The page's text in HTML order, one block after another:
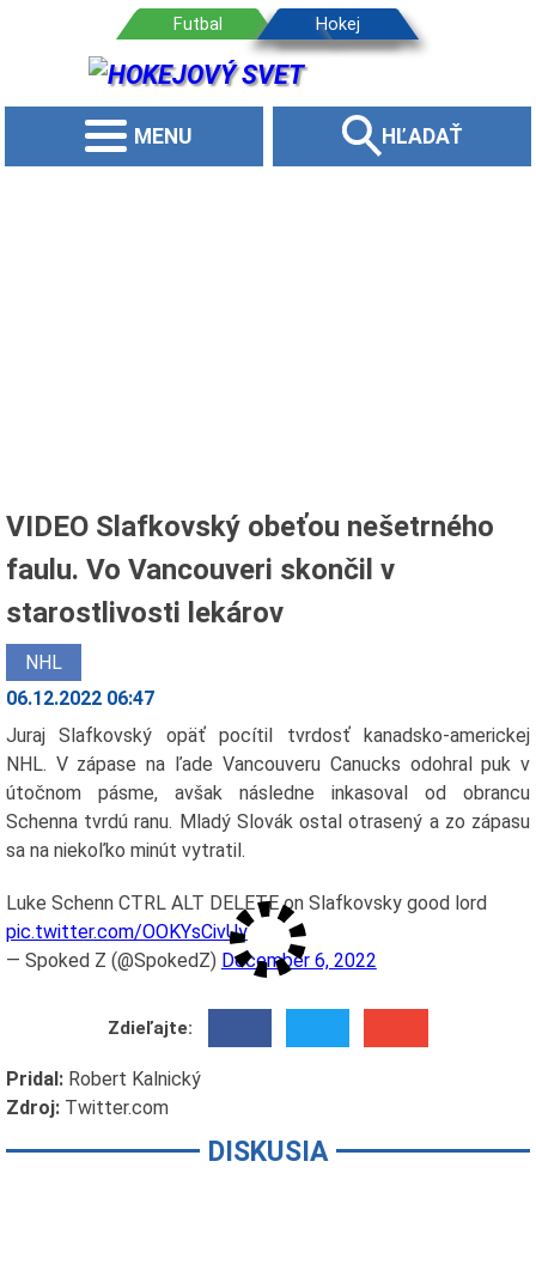
MENU HĽADAŤ
VIDEO Slafkovský obeťou nešetrného
faulu. Vo Vancouveri skončil v
starostlivosti lekárov
NHL
06.12.2022 06:47
Juraj Slafkovský opäť pocítil tvrdosť kanadsko-americkej
NHL. V zápase na ľade Vancouveru Canucks odohral puk v
útočnom pásme, avšak následne inkasoval od obrancu
Schenna tvrdú ranu. Mladý Slovák ostal otrasený a zo zápasu
sa na niekoľko minút vytratil.
Luke Schenn CTRL ALT DELETE on Slafkovsky good lord
pic.twitter.com/OOKYsCivUy
— Spoked Z (@SpokedZ) December 6, 2022
Zdieľajte:
Pridal: Robert Kalnický
Zdroj: Twitter.com
DISKUSIA